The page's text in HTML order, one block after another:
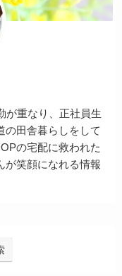
が重なり、正社員生
の田舎暮らしをして
の宅配に救われた
が笑顔になれる情報